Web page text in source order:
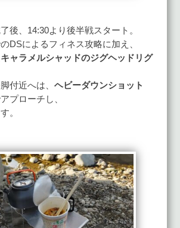
後、14:30より後半戦スタート。
DSによるフィネス攻略に加え、
キャラメルシャッドのジグヘッドリグ
付近へは、 ヘビーダウンショット
プローチし、
。